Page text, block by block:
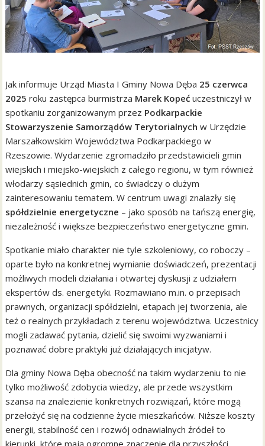
Jak informuje Urząd Miasta I Gminy Nowa Dęba 25 czerwca
2025 roku zastępca burmistrza Marek Kopeć uczestniczył w
spotkaniu zorganizowanym przez Podkarpackie
Stowarzyszenie Samorządów Terytorialnych w Urzędzie
Marszałkowskim Województwa Podkarpackiego w
Rzeszowie. Wydarzenie zgromadziło przedstawicieli gmin
wiejskich i miejsko-wiejskich z całego regionu, w tym również
włodarzy sąsiednich gmin, co świadczy o dużym
zainteresowaniu tematem. W centrum uwagi znalazły się
spółdzielnie energetyczne – jako sposób na tańszą energię,
niezależność i większe bezpieczeństwo energetyczne gmin.
Spotkanie miało charakter nie tyle szkoleniowy, co roboczy –
oparte było na konkretnej wymianie doświadczeń, prezentacji
możliwych modeli działania i otwartej dyskusji z udziałem
ekspertów ds. energetyki. Rozmawiano m.in. o przepisach
prawnych, organizacji spółdzielni, etapach jej tworzenia, ale
też o realnych przykładach z terenu województwa. Uczestnicy
mogli zadawać pytania, dzielić się swoimi wyzwaniami i
poznawać dobre praktyki już działających inicjatyw.
Dla gminy Nowa Dęba obecność na takim wydarzeniu to nie
tylko możliwość zdobycia wiedzy, ale przede wszystkim
szansa na znalezienie konkretnych rozwiązań, które mogą
przełożyć się na codzienne życie mieszkańców. Niższe koszty
energii, stabilność cen i rozwój odnawialnych źródeł to